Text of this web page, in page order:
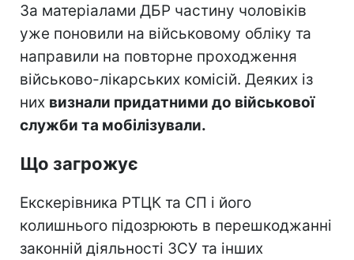
За матеріалами ДБР частину чоловіків
уже поновили на військовому обліку та
направили на повторне проходження
військово-лікарських комісій. Деяких із
них визнали придатними до військової
служби та мобілізували.
Що загрожує
Екскерівника РТЦК та СП і його
колишнього підозрюють в перешкоджанні
законній діяльності ЗСУ та інших